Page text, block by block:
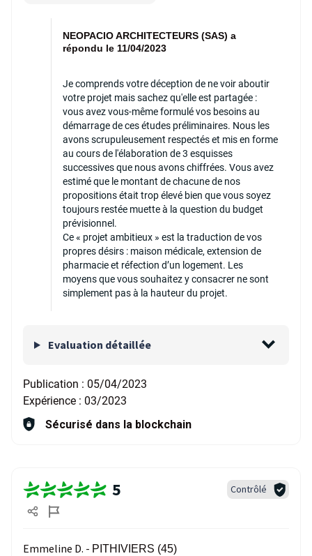
NEOPACIO ARCHITECTEURS (SAS) a
répondu le 11/04/2023
Je comprends votre déception de ne voir aboutir
votre projet mais sachez qu'elle est partagée :
vous avez vous-même formulé vos besoins au
démarrage de ces études préliminaires. Nous les
avons scrupuleusement respectés et mis en forme
au cours de l'élaboration de 3 esquisses
successives que nous avons chiffrées. Vous avez
estimé que le montant de chacune de nos
propositions était trop élevé bien que vous soyez
toujours restée muette à la question du budget
prévisionnel.
Ce « projet ambitieux » est la traduction de vos
propres désirs : maison médicale, extension de
pharmacie et réfection d’un logement. Les
moyens que vous souhaitez y consacrer ne sont
simplement pas à la hauteur du projet.
Evaluation détaillée
Publication : 05/04/2023
Expérience : 03/2023
Sécurisé dans la blockchain
5 Contrôlé
Emmeline D. - PITHIVIERS (45)